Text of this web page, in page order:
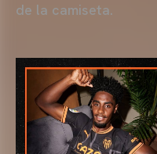
de la camiseta.